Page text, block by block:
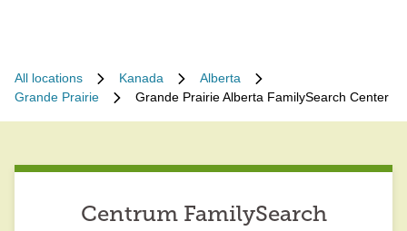
All locations Kanada
Alberta
Grande Prairie
Grande Prairie Alberta FamilySearch Center
Centrum FamilySearch